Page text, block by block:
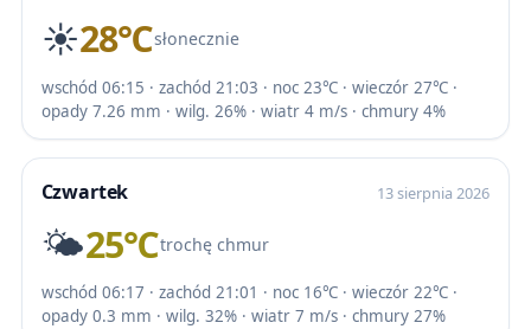
☀️28℃słonecznie
wschód 06:15 · zachód 21:03 · noc 23℃ · wieczór 27℃ ·
opady 7.26 mm · wilg. 26% · wiatr 4 m/s · chmury 4%
Czwartek 13 sierpnia 2026
🌤️25℃trochę chmur
wschód 06:17 · zachód 21:01 · noc 16℃ · wieczór 22℃ ·
opady 0.3 mm · wilg. 32% · wiatr 7 m/s · chmury 27%